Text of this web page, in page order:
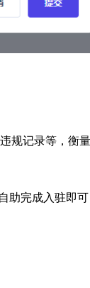
规记录等，衡
助完成入驻即可